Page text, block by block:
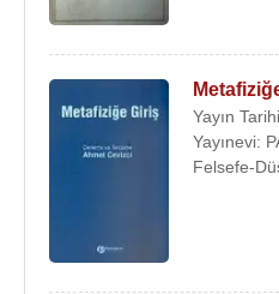
Yayın
Yayınevi:
Felsefe-